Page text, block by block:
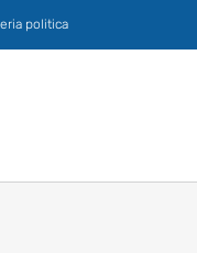
politica